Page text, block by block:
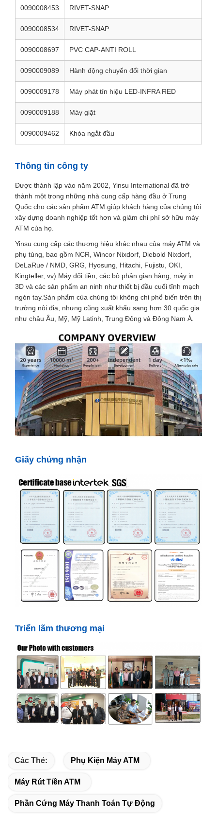
0090008453 RIVET-SNAP
0090008534 RIVET-SNAP
0090008697 PVC CAP-ANTI ROLL
0090009089 Hành động chuyển đổi thời gian
0090009178 Máy phát tín hiệu LED-INFRA RED
0090009188 Máy giặt
0090009462 Khóa ngắt đầu
Thông tin công ty
Được thành lập vào năm 2002, Yinsu International đã trở
thành một trong những nhà cung cấp hàng đầu ở Trung
Quốc cho các sản phẩm ATM.giúp khách hàng của chúng tôi
xây dựng doanh nghiệp tốt hơn và giảm chi phí sở hữu máy
ATM của họ.
Yinsu cung cấp các thương hiệu khác nhau của máy ATM và
phụ tùng, bao gồm NCR, Wincor Nixdorf, Diebold Nixdorf,
DeLaRue / NMD, GRG, Hyosung, Hitachi, Fujistu, OKI,
Kingteller, vv).Máy đổi tiền, các bộ phận gian hàng, máy in
3D và các sản phẩm an ninh như thiết bị đầu cuối tĩnh mạch
ngón tay.Sản phẩm của chúng tôi không chỉ phổ biến trên thị
trường nội địa, nhưng cũng xuất khẩu sang hơn 30 quốc gia
như châu Âu, Mỹ, Mỹ Latinh, Trung Đông và Đông Nam Á.
Giấy chứng nhận
Triển lãm thương mại
Các Thẻ: Phụ Kiện Máy ATM
Máy Rút Tiền ATM
Phần Cứng Máy Thanh Toán Tự Động